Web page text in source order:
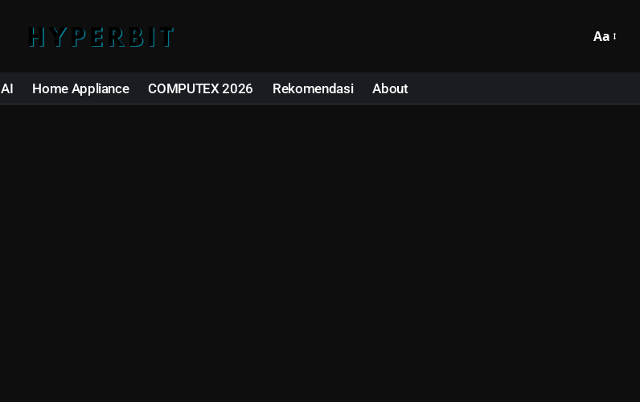
Aa
AI Home Appliance COMPUTEX 2026 Rekomendasi About